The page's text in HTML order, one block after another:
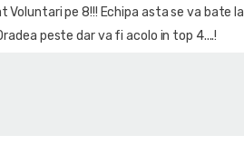
pe 8!!! Echipa asta se va bate la
peste dar va fi acolo in top 4....!